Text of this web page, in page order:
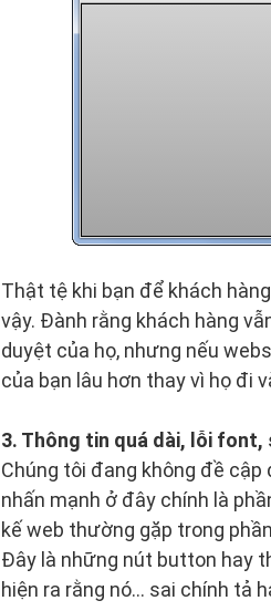
Thật tệ khi bạn để khách
vậy. Đành rằng khách hàng
duyệt của họ, nhưng nếu
của bạn lâu hơn thay vì họ đi
3. Thông tin quá dài, lỗi font,
Chúng tôi đang không đề
nhấn mạnh ở đây chính là
kế web thường gặp trong
Đây là những nút button hay
hiện ra rằng nó… sai chính tả